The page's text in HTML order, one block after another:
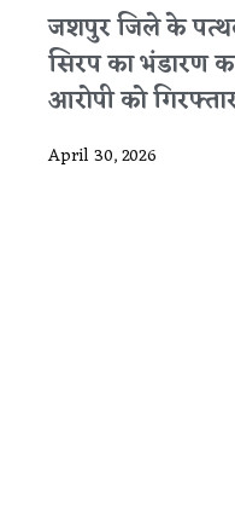
जशपुर जिले के
सिरप का भंडारण
आरोपी को
April 30, 2026